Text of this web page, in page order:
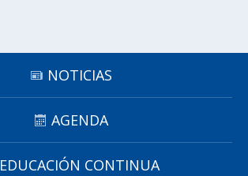
NOTICIAS
AGENDA
EDUCACIÓN CONTINUA